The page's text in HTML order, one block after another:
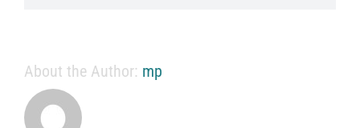
About the Author: mp